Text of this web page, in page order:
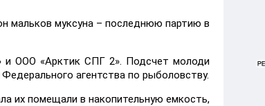
мальков муксуна – последнюю партию в
и ООО «Арктик СПГ 2». Подсчет молоди
агентства по рыболовству.
их помещали в накопительную емкость,